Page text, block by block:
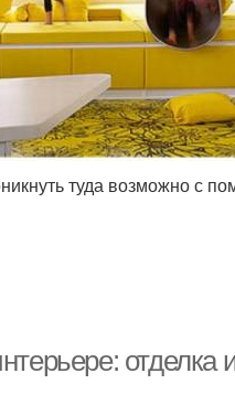
туда возможно с
отделка